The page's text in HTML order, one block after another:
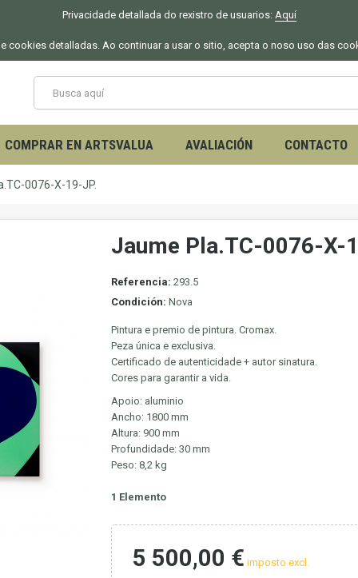
Privacidade detallada do rexistro de usuarios: Aquí
cookies detalladas. Ao continuar a usar o sitio, acepta o noso uso das
COMPRAR EN ARTSVALUA AVALIACIÓN CONTACTO
0076-X-19-JP.
Jaume Pla.TC-0076-X-
Referencia: 293.5
Condición: Nova
Pintura e premio de pintura. Cromax.
Peza única e exclusiva.
Certificado de autenticidade + autor sinatura.
Cores para garantir a vida.
Apoio: aluminio
Ancho: 1800 mm
Altura: 900 mm
Profundidade: 30 mm
Peso: 8,2 kg
1 Elemento
5 500,00 € imposto excl.